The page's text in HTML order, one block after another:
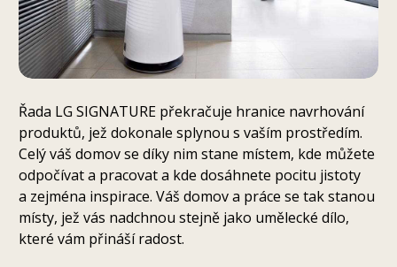
Řada LG SIGNATURE překračuje hranice navrhování
produktů, jež dokonale splynou s vaším prostředím.
Celý váš domov se díky nim stane místem, kde můžete
odpočívat a pracovat a kde dosáhnete pocitu jistoty
a zejména inspirace. Váš domov a práce se tak stanou
místy, jež vás nadchnou stejně jako umělecké dílo,
které vám přináší radost.